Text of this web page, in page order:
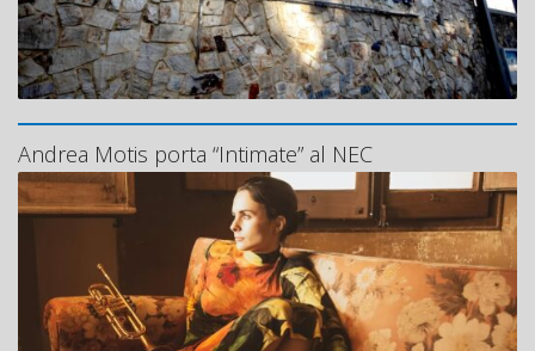
Andrea Motis porta “Intimate” al NEC